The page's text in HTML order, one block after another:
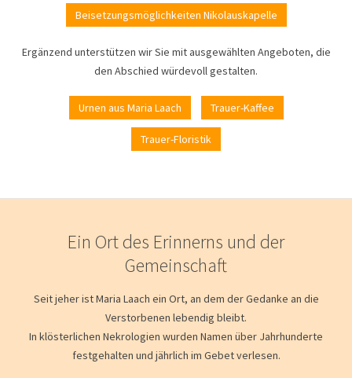
Beisetzungsmöglichkeiten Nikolauskapelle
Ergänzend unterstützen wir Sie mit ausgewählten Angeboten, die
den Abschied würdevoll gestalten.
Urnen aus Maria Laach Trauer-Kaffee
Trauer-Floristik
Ein Ort des Erinnerns und der
Gemeinschaft
Seit jeher ist Maria Laach ein Ort, an dem der Gedanke an die
Verstorbenen lebendig bleibt.
In klösterlichen Nekrologien wurden Namen über Jahrhunderte
festgehalten und jährlich im Gebet verlesen.